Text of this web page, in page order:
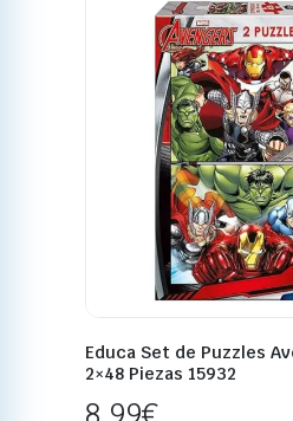
Educa Set de Puzzles
2×48 Piezas 15932